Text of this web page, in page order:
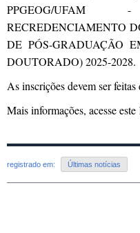
PPGEOG/
RECREDENCIAMENTO
DE PÓS-GRADUAÇÃO
DOUTORADO) 2025-2028.
As inscrições devem ser
Mais informações, acesse este
registrado em: Últimas notícias